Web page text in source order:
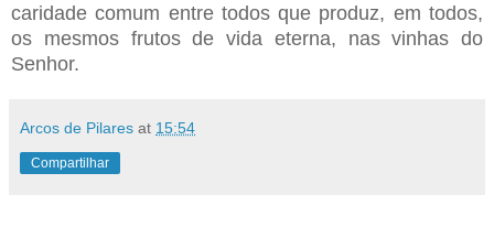
caridade comum entre todos que produz, em todos,
os mesmos frutos de vida eterna, nas vinhas do
Senhor.
Arcos de Pilares at 15:54
Compartilhar